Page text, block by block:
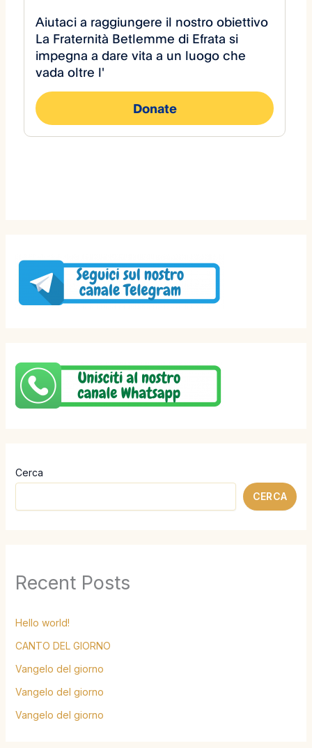
Cerca
CERCA
Recent Posts
Hello world!
CANTO DEL GIORNO
Vangelo del giorno
Vangelo del giorno
Vangelo del giorno